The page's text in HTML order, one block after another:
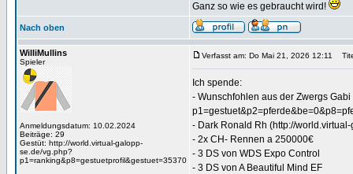
Ganz so wie es gebraucht wird!
Nach oben
WilliMullins
Spieler
Anmeldungsdatum: 10.02.2024
Beiträge: 29
Gestüt: http://world.virtual-galopp-
se.de/vg.php?
p1=ranking&p8=gestuetprofil&gestuet=35370
Verfasst am: Do Mai 21, 2026 12:11
Ich spende:
- Wunschfohlen aus der Zwergs
- Dark Ronald Rh (http://
- 2x CH- Rennen a 250000€
- 3 DS von WDS Expo Control
- 3 DS von A Beautiful Mind EF